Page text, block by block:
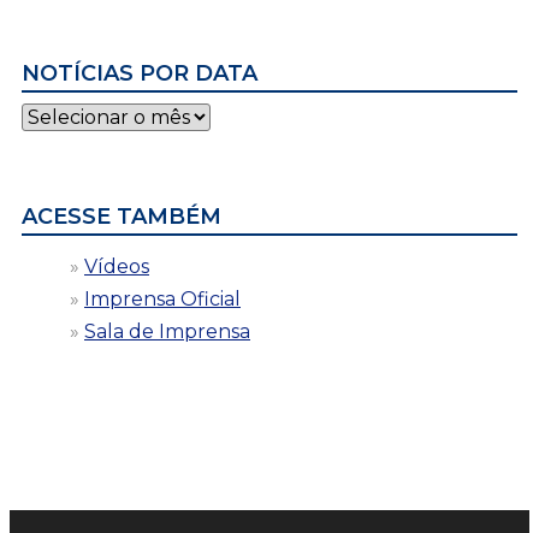
NOTÍCIAS POR DATA
Notícias
por
ACESSE TAMBÉM
Vídeos
Imprensa Oficial
Sala de Imprensa